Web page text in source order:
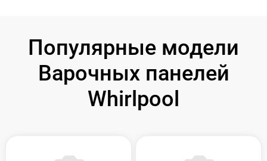
Популярные модели
Варочных панелей
Whirlpool